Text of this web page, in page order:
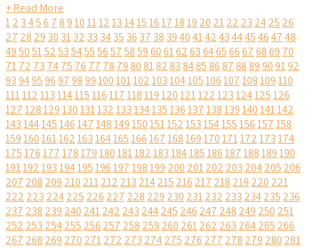
+ Read More
12 3456 78910111213141516171819 20 2122 23 2425 26
27 28 29 30 3132 33 3435 36 37 38 39404142434445464748
495051525354555657585960616263646566676869 70
7172 73 7475 76 77 78 7980818283848586878889909192
93949596979899100101102103104105106107108109110
111112113114115116117118119120121122123124125126
127128129130131132133134135136137138139140141142
143144145146147148149150151152153154155156157158
159160161162163164165166167168169170171172173174
175176177178179180181182183184185186187188189190
191192193194195196197198199 200 201202 203 204205 206
207 208 209 210 211212 213 214215 216 217 218 219 220 221
222 223 224225 226 227 228 229 230 231232 233 234235 236
237 238 239 240 241242 243 244245 246 247 248 249 250 251
252 253 254255 256 257 258 259 260 261262 263 264265 266
267 268 269 270 271272 273 274275 276 277 278 279 280 281